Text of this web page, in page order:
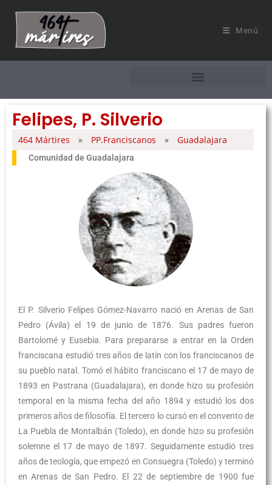
Menú
Felipes, P. Silverio
464 Mártires » PP.Franciscanos » Guadalajara
Comunidad de Guadalajara
El P. Silverio Felipes Gómez-Navarro nació en Arenas de San
Pedro (Ávila) el 19 de junio de 1876. Sus padres fueron
Bartolomé y Eusebia. Para prepararse a entrar en la Orden
franciscana estudió tres años de latín con los franciscanos de
su pueblo natal. Tomó el hábito franciscano el 17 de mayo de
1893 en Pastrana (Guadalajara), en donde hizo su profesión
temporal en la misma fecha del año 1894 y estudió los dos
primeros años de filosofía. El tercero lo cursó en el convento de
La Puebla de Montalbán (Toledo), en donde hizo su profesión
solemne el 17 de mayo de 1897. Seguidamente estudió tres
años de teología, que empezó en Consuegra (Toledo) y terminó
en Arenas de San Pedro. El 22 de septiembre de 1900 fue